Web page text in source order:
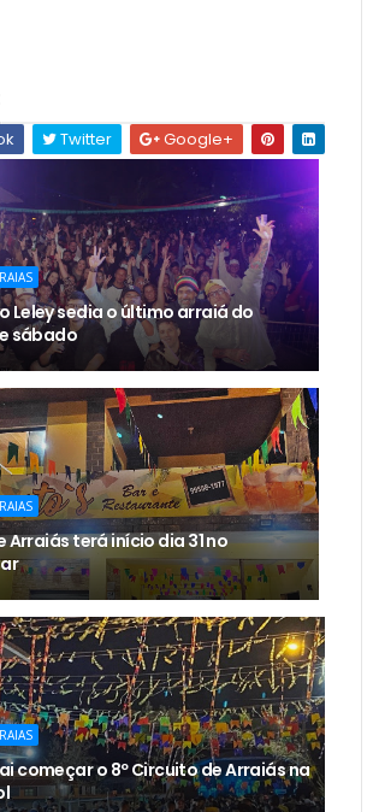
Twitter Google+
Leley sedia o último arraiá do
sábado
Arraiás terá início dia 31 no
começar o 8º Circuito de Arraiás na